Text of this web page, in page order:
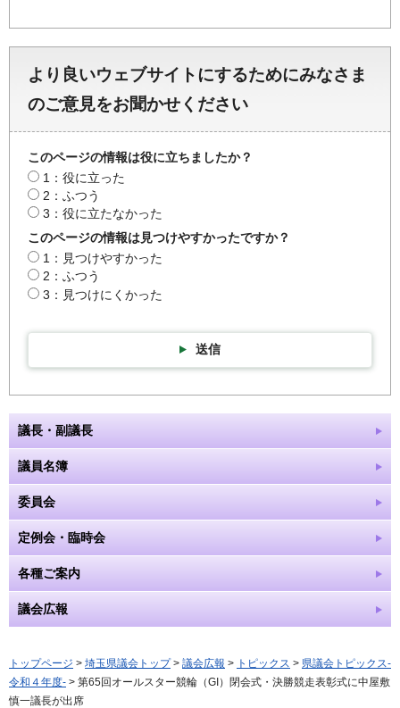
より良いウェブサイトにするためにみなさま
のご意見をお聞かせください
このページの情報は役に立ちましたか？
1：役に立った
2：ふつう
3：役に立たなかった
このページの情報は見つけやすかったですか？
1：見つけやすかった
2：ふつう
3：見つけにくかった
送信
議長・副議長
議員名簿
委員会
定例会・臨時会
各種ご案内
議会広報
トップページ > 埼玉県議会トップ> 議会広報 > トピックス > 県議会トピックス-
令和４年度- > 第65回オールスター競輪（GI）閉会式・決勝競走表彰式に中屋敷
慎一議長が出席